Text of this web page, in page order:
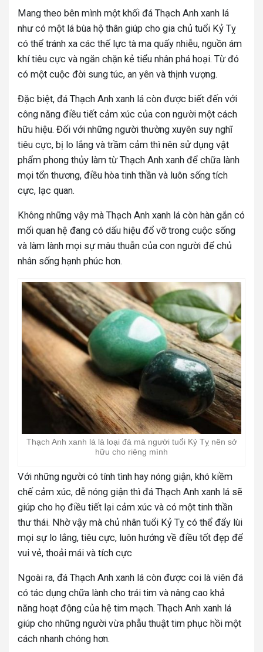
Mang theo bên mình một khối đá Thạch Anh xanh lá
như có một lá bùa hộ thân giúp cho gia chủ tuổi Kỷ Tỵ
có thể tránh xa các thế lực tà ma quấy nhiễu, nguồn ám
khí tiêu cực và ngăn chặn kẻ tiểu nhân phá hoại. Từ đó
có một cuộc đời sung túc, an yên và thịnh vượng.
Đặc biệt, đá Thạch Anh xanh lá còn được biết đến với
công năng điều tiết cảm xúc của con người một cách
hữu hiệu. Đối với những người thường xuyên suy nghĩ
tiêu cực, bị lo lắng và trầm cảm thì nên sử dụng vật
phẩm phong thủy làm từ Thạch Anh xanh để chữa lành
mọi tổn thương, điều hòa tinh thần và luôn sống tích
cực, lạc quan.
Không những vậy mà Thạch Anh xanh lá còn hàn gắn có
mối quan hệ đang có dấu hiệu đổ vỡ trong cuộc sống
và làm lành mọi sự mâu thuẫn của con người để chủ
nhân sống hạnh phúc hơn.
Thạch Anh xanh lá là loại đá mà người tuổi Kỷ Tỵ nên sở
hữu cho riêng mình
Với những người có tính tình hay nóng giận, khó kiềm
chế cảm xúc, dễ nóng giận thì đá Thạch Anh xanh lá sẽ
giúp cho họ điều tiết lại cảm xúc và có một tinh thần
thư thái. Nhờ vậy mà chủ nhân tuổi Kỷ Tỵ có thể đẩy lùi
mọi sự lo lắng, tiêu cực, luôn hướng về điều tốt đẹp để
vui vẻ, thoải mái và tích cực
Ngoài ra, đá Thạch Anh xanh lá còn được coi là viên đá
có tác dụng chữa lành cho trái tim và nâng cao khả
năng hoạt động của hệ tim mạch. Thạch Anh xanh lá
giúp cho những người vừa phẫu thuật tim phục hồi một
cách nhanh chóng hơn.